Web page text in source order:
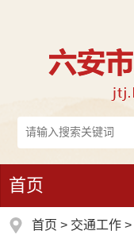
首页
首页 > 交通工作 >